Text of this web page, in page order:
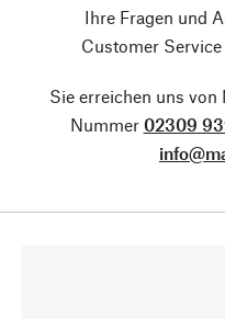
Ihre Fragen und
Customer
Sie erreichen uns
Nummer 02309